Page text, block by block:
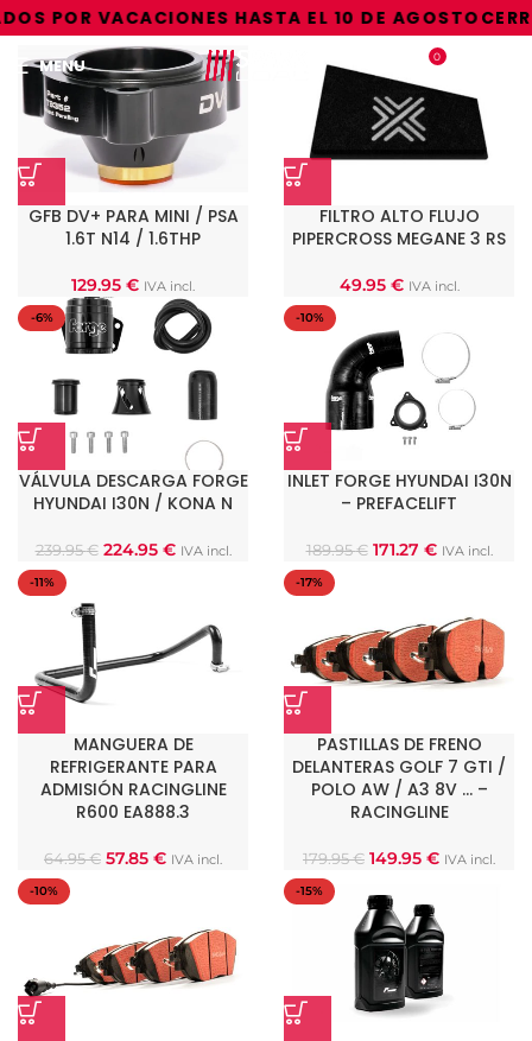
POR VACACIONES HASTA EL 10 DE AGOSTO
MENU 0
GFB DV+ PARA MINI / PSA
1.6T N14 / 1.6THP
129.95 € IVA incl.
FILTRO ALTO FLUJO
PIPERCROSS MEGANE 3 RS
49.95 € IVA incl.
-6%
VÁLVULA DESCARGA FORGE
HYUNDAI I30N / KONA N
239.95€ 224.95 € IVA incl.
-10%
INLET FORGE HYUNDAI I30N
– PREFACELIFT
189.95€ 171.27 € IVA incl.
-11%
MANGUERA DE
REFRIGERANTE PARA
ADMISIÓN RACINGLINE
R600 EA888.3
64.95€ 57.85 € IVA incl.
-17%
PASTILLAS DE FRENO
DELANTERAS GOLF 7 GTI /
POLO AW / A3 8V … –
RACINGLINE
179.95€ 149.95 € IVA incl.
-10% -15%